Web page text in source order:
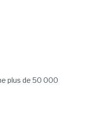
plus de 50 000